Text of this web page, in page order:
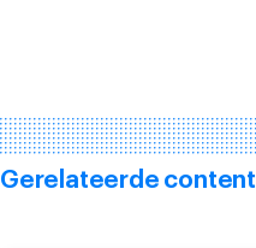
Gerelateerde content